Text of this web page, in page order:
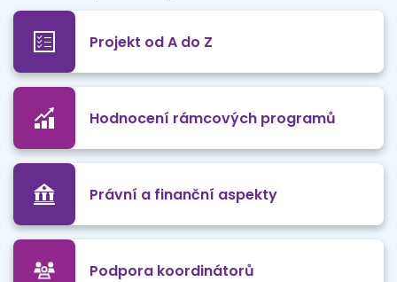
Projekt od A do Z
Hodnocení rámcových programů
Právní a finanční aspekty
Podpora koordinátorů